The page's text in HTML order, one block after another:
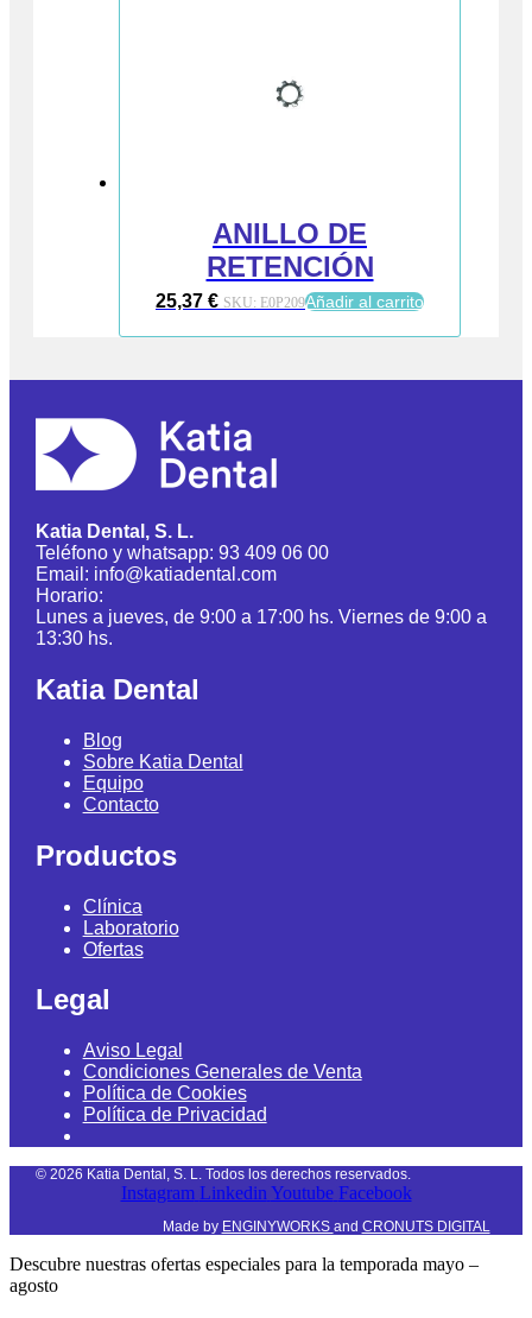
ANILLO DE
RETENCIÓN
25,37 € SKU: E0P209Añadir al carrito
Katia Dental, S. L.
Teléfono y whatsapp: 93 409 06 00
Email: info@katiadental.com
Horario:
Lunes a jueves, de 9:00 a 17:00 hs. Viernes de 9:00 a
13:30 hs.
Katia Dental
Blog
Sobre Katia Dental
Equipo
Contacto
Productos
Clínica
Laboratorio
Ofertas
Legal
Aviso Legal
Condiciones Generales de Venta
Política de Cookies
Política de Privacidad
© 2026 Katia Dental, S. L. Todos los derechos reservados.
Instagram Linkedin Youtube Facebook
Made by ENGINYWORKS and CRONUTS DIGITAL
Descubre nuestras ofertas especiales para la temporada mayo –
agosto